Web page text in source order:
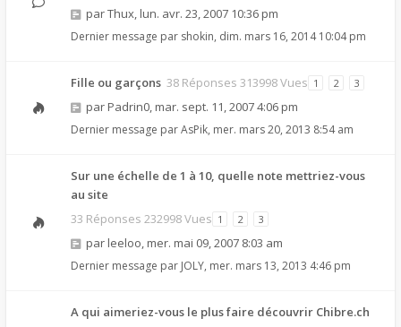
parThux, lun. avr. 23, 2007 10:36 pm
Dernier message par shokin, dim. mars 16, 2014 10:04 pm
Fille ou garçons 38 Réponses 313998 Vues 1 2 3
par Padrin0, mar. sept. 11, 2007 4:06 pm
Dernier message parAsPik, mer. mars 20, 2013 8:54 am
Sur une échelle de 1 à 10, quelle note mettriez-vous
au site
33 Réponses 232998 Vues 1 2 3
par leeloo, mer. mai 09, 2007 8:03 am
Dernier message par JOLY, mer. mars 13, 2013 4:46 pm
A qui aimeriez-vous le plus faire découvrir Chibre.ch